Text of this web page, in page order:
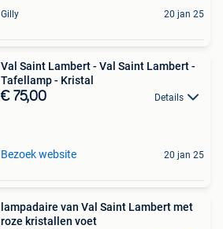
Gilly 20 jan 25
Val Saint Lambert - Val Saint Lambert -
Tafellamp - Kristal
€ 75,00 Details
Bezoek website 20 jan 25
lampadaire van Val Saint Lambert met
roze kristallen voet